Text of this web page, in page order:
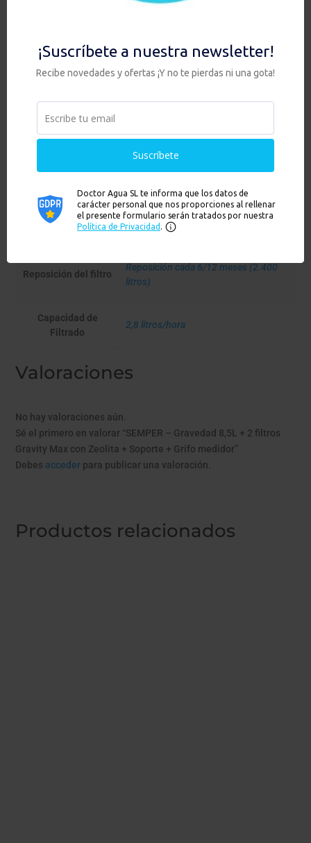
Alto rendimiento durante toda la vida útil del filtro.
Información adicional
Cm. Ancho con grifo: 23,5 Cm.
Número de Filtros 2
Reposición del filtro
Reposición cada 6/12 meses (2.400
litros)
Capacidad de
Filtrado
2,8 litros/hora
Valoraciones
No hay valoraciones aún.
Sé el primero en valorar “SEMPER – Gravedad 8,5L + 2 filtros
Gravity Max con Zeolita + Soporte + Grifo medidor”
Debes acceder para publicar una valoración.
Productos relacionados